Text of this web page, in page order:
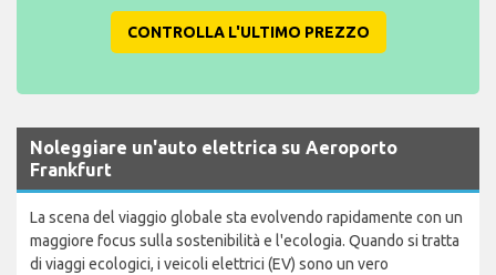
CONTROLLA L'ULTIMO PREZZO
Noleggiare un'auto elettrica su Aeroporto
Frankfurt
La scena del viaggio globale sta evolvendo rapidamente con un
maggiore focus sulla sostenibilità e l'ecologia. Quando si tratta
di viaggi ecologici, i veicoli elettrici (EV) sono un vero